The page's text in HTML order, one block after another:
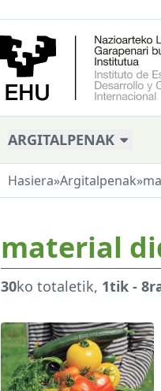
ARGITALPENAK
Hasiera»Argitalpenak»
material
30ko totaletik, 1tik -